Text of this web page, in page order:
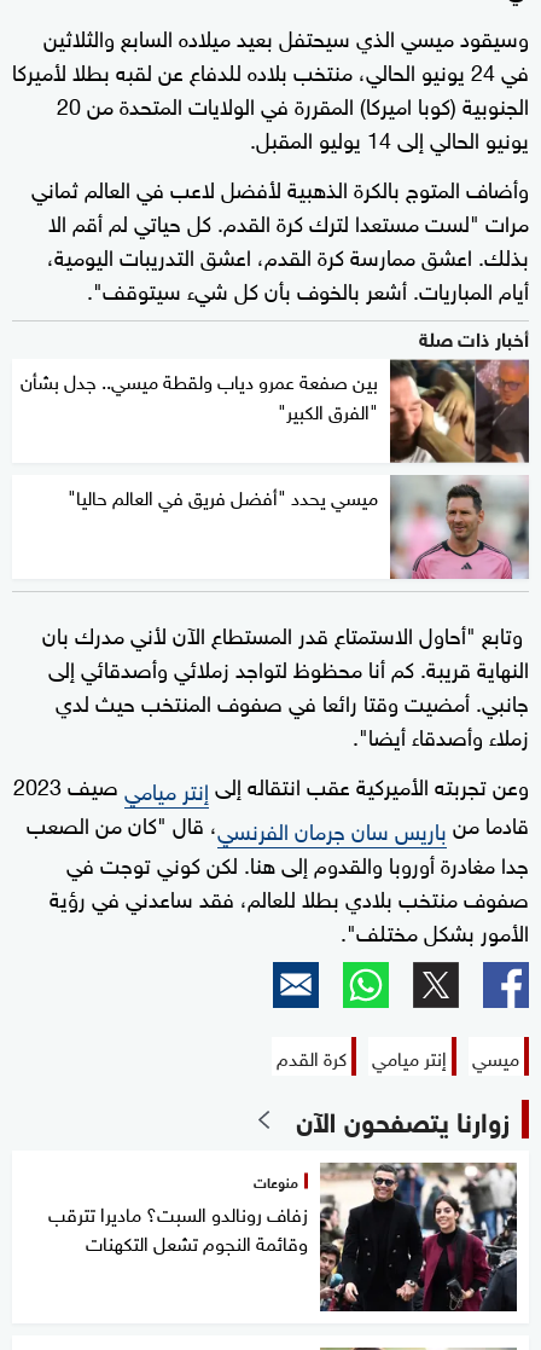
وسيقود ميسي الذي سيحتفل بعيد ميلاده السابع والثلاثين
في 24 يونيو الحالي، منتخب بلاده للدفاع عن لقبه بطلا لأميركا
الجنوبية (كوبا اميركا) المقررة في الولايات المتحدة من 20
يونيو الحالي إلى 14 يوليو المقبل.
وأضاف المتوج بالكرة الذهبية لأفضل لاعب في العالم ثماني
مرات "لست مستعدا لترك كرة القدم. كل حياتي لم أقم الا
بذلك. اعشق ممارسة كرة القدم، اعشق التدريبات اليومية،
أيام المباريات. أشعر بالخوف بأن كل شيء سيتوقف".
أخبار ذات صلة
بين صفعة عمرو دياب ولقطة ميسي.. جدل بشأن
"الفرق الكبير"
ميسي يحدد "أفضل فريق في العالم حاليا"
وتابع "أحاول الاستمتاع قدر المستطاع الآن لأني مدرك بان
النهاية قريبة. كم أنا محظوظ لتواجد زملائي وأصدقائي إلى
جانبي. أمضيت وقتا رائعا في صفوف المنتخب حيث لدي
زملاء وأصدقاء أيضا".
وعن تجربته الأميركية عقب انتقاله إلىإنتر ميامي
صيف 2023
قادما منباريس سان جرمان الفرنسي، قال "كان من الصعب
جدا مغادرة أوروبا والقدوم إلى هنا. لكن كوني توجت في
صفوف منتخب بلادي بطلا للعالم، فقد ساعدني في رؤية
الأمور بشكل مختلف".
ميسي إنتر ميامي كرة القدم
زوارنا يتصفحون الآن
منوعات
زفاف رونالدو السبت؟ ماديرا تترقب
وقائمة النجوم تشعل التكهنات